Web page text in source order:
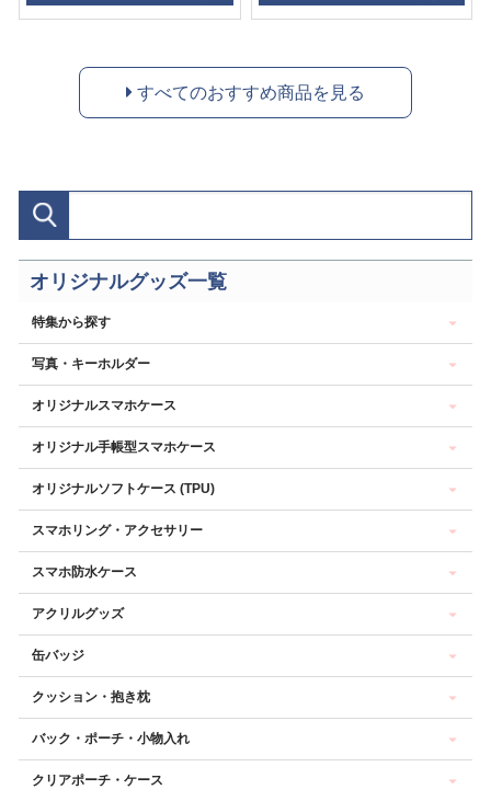
すべてのおすすめ商品を見る
オリジナルグッズ一覧
特集から探す
写真・キーホルダー
オリジナルスマホケース
オリジナル手帳型スマホケース
オリジナルソフトケース (TPU)
スマホリング・アクセサリー
スマホ防水ケース
アクリルグッズ
缶バッジ
クッション・抱き枕
バック・ポーチ・小物入れ
クリアポーチ・ケース